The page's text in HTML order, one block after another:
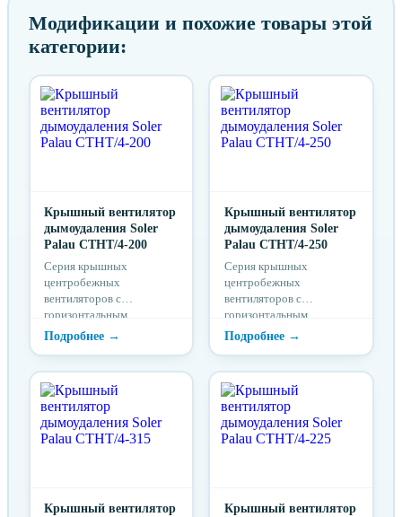
Модификации и похожие товары этой
категории:
Крышный вентилятор
дымоудаления Soler
Palau CTHT/4-200
Серия крышных
центробежных
вентиляторов с
горизонтальным
выбросом воздуха CTHB
/ CTHT разработана
дымоу...
Крышный вентилятор
дымоудаления Soler
Palau CTHT/4-250
Серия крышных
центробежных
вентиляторов с
горизонтальным
выбросом воздуха CTHB
/ CTHT разработана
дымоу...
Крышный вентилятор
Крышный вентилятор